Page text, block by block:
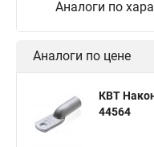
Аналоги по
Аналоги по цене
КВТ
44564